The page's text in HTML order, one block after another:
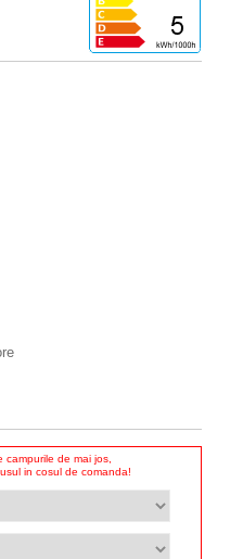
campurile de mai jos,
in cosul de comanda!